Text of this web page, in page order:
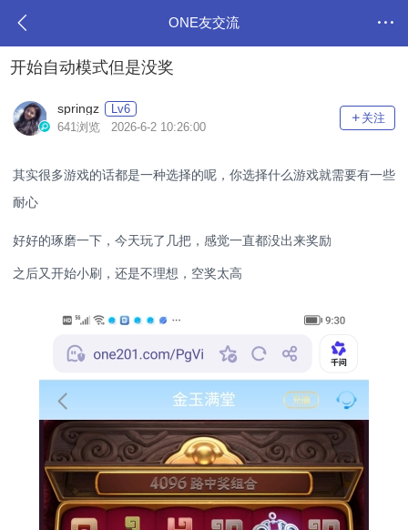
ONE友交流
开始自动模式但是没奖
springz
Lv6
641浏览 2026-6-2 10:26:00
关注
其实很多游戏的话都是一种选择的呢，你选择什么游戏就需要有一些
耐心
好好的琢磨一下，今天玩了几把，感觉一直都没出来奖励
之后又开始小刷，还是不理想，空奖太高